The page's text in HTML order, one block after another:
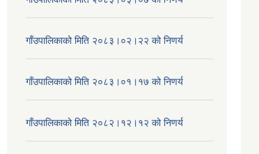
गाँउपालिकाको मिति २०८३।०२।२२ को निणर्य
गाँउपालिकाको मिति २०८३।०१।१७ को निणर्य
गाँउपालिकाको मिति २०८२।१२।१२ को निणर्य